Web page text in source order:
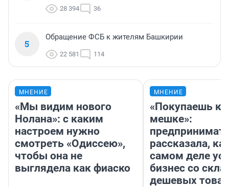
28 394 36
5
Обращение ФСБ к жителям Башкирии
22 581 114
МНЕНИЕ
«Мы видим нового
Нолана»: с каким
настроем нужно
смотреть «Одиссею»,
чтобы она не
выглядела как фиаско
МНЕНИЕ
«Покупаешь
мешке»:
рассказала,
самом деле
бизнес со
дешевых